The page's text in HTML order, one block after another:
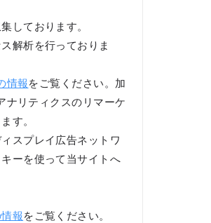
しております。
解析を行っておりま
情報をご覧ください。加
ナリティクスのリマーケ
す。
スプレイ広告ネットワ
ーを使って当サイトへ
報をご覧ください。